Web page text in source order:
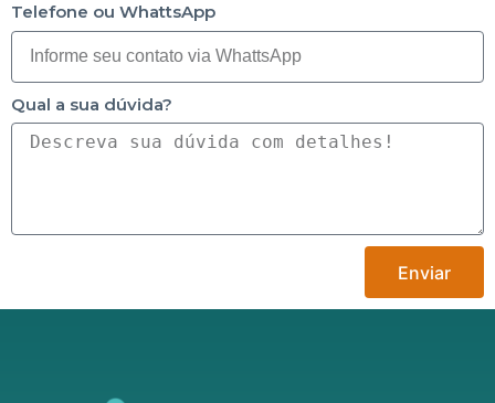
Telefone ou WhattsApp
Qual a sua dúvida?
Enviar